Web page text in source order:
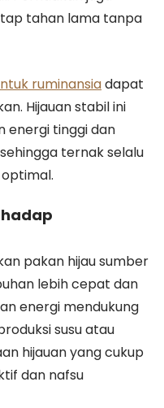
tahan lama tanpa
ruminansiadapat
Hijauan stabil ini
energi tinggi dan
ternak selalu
pakan hijau sumber
lebih cepat dan
energi mendukung
susu atau
hijauan yang cukup
dan nafsu